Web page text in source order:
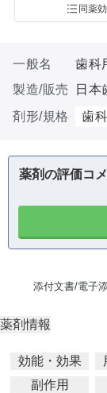
同薬
一般名
歯科
製造/販売
日本
剤形/規格
歯
薬剤の評価コ
添付文書/電子
薬剤情報
効能・効果
副作用